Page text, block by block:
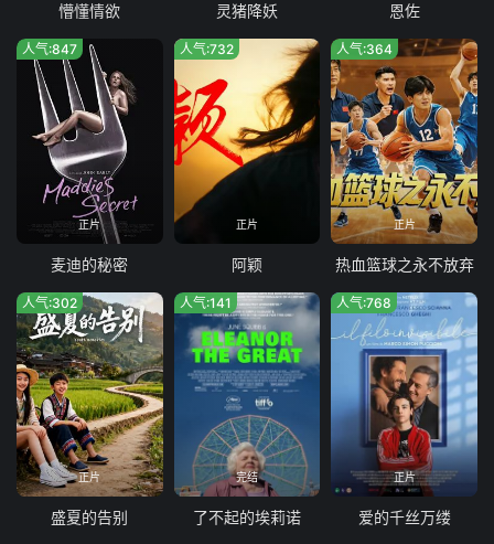
懵懂情欲 灵猪降妖 恩佐
正片
人气:847
麦迪的秘密
正片
人气:732
阿颖
正片
人气:364
热血篮球之永不放弃
正片
人气:302
盛夏的告别
完结
人气:141
了不起的埃莉诺
正片
人气:768
爱的千丝万缕